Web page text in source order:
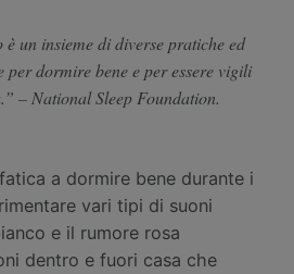
è un insieme di diverse pratiche ed
per dormire bene e per essere vigili
– National Sleep Foundation.
a dormire bene durante i
vari tipi di suoni
e il rumore rosa
dentro e fuori casa che